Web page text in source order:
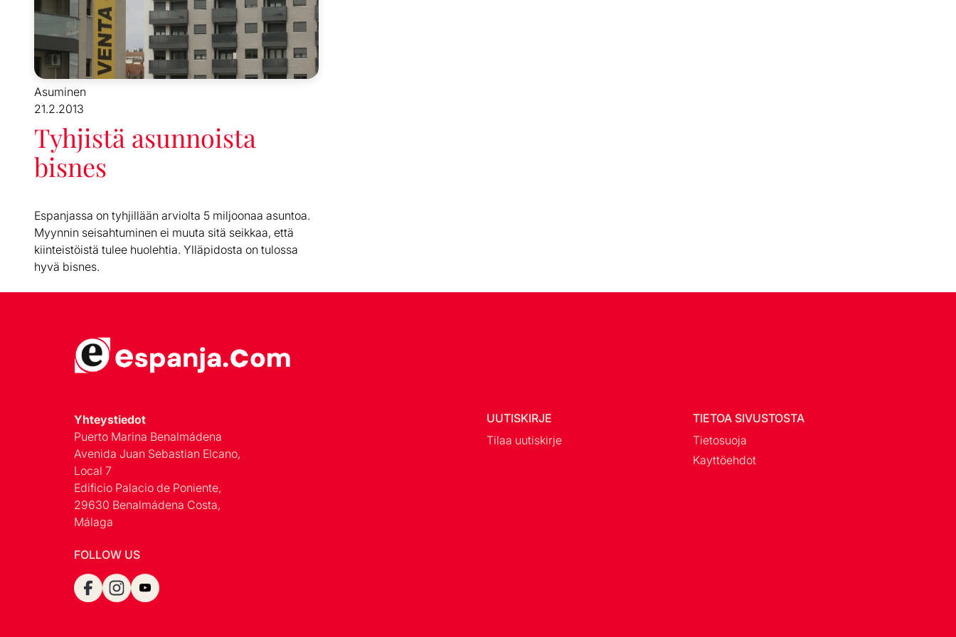
Asuminen
21.2.2013
Tyhjistä asunnoista
bisnes
Espanjassa on tyhjillään arviolta 5 miljoonaa asuntoa.
Myynnin seisahtuminen ei muuta sitä seikkaa, että
kiinteistöistä tulee huolehtia. Ylläpidosta on tulossa
hyvä bisnes.
Yhteystiedot
Puerto Marina Benalmádena
Avenida Juan Sebastian Elcano,
Local 7
Edificio Palacio de Poniente,
29630 Benalmádena Costa,
Málaga
FOLLOW US
UUTISKIRJE
Tilaa uutiskirje
TIETOA SIVUSTOSTA
Tietosuoja
Kayttöehdot